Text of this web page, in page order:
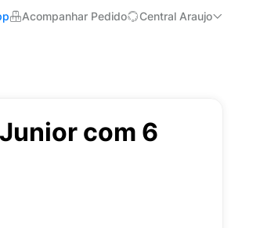
Acompanhar Pedido Central Araujo
com 6